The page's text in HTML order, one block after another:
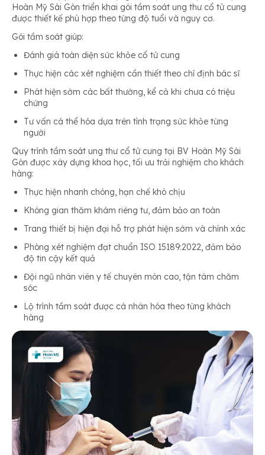
Hoàn Mỹ Sài Gòn triển khai gói tầm soát ung thư cổ tử cung
được thiết kế phù hợp theo từng độ tuổi và nguy cơ.
Gói tầm soát giúp:
Đánh giá toàn diện sức khỏe cổ tử cung
Thực hiện các xét nghiệm cần thiết theo chỉ định bác sĩ
Phát hiện sớm các bất thường, kể cả khi chưa có triệu
chứng
Tư vấn cá thể hóa dựa trên tình trạng sức khỏe từng
người
Quy trình tầm soát ung thư cổ tử cung tại BV Hoàn Mỹ Sài
Gòn được xây dựng khoa học, tối ưu trải nghiệm cho khách
hàng:
Thực hiện nhanh chóng, hạn chế khó chịu
Không gian thăm khám riêng tư, đảm bảo an toàn
Trang thiết bị hiện đại hỗ trợ phát hiện sớm và chính xác
Phòng xét nghiệm đạt chuẩn ISO 15189:2022, đảm bảo
độ tin cậy kết quả
Đội ngũ nhân viên y tế chuyên môn cao, tận tâm chăm
sóc
Lộ trình tầm soát được cá nhân hóa theo từng khách
hàng